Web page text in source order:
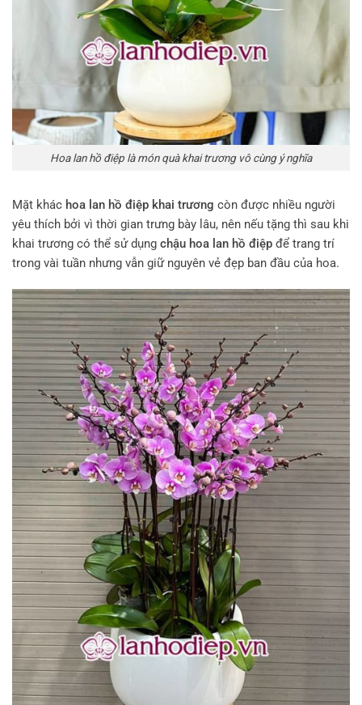
Hoa lan hồ điệp là món quà khai trương vô cùng ý nghĩa
Mặt khác hoa lan hồ điệp khai trương còn được nhiều người
yêu thích bởi vì thời gian trưng bày lâu, nên nếu tặng thì sau khi
khai trương có thể sử dụng chậu hoa lan hồ điệp để trang trí
trong vài tuần nhưng vẫn giữ nguyên vẻ đẹp ban đầu của hoa.